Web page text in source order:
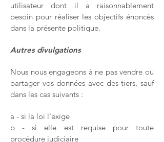
utilisateur dont il a raisonnablement
besoin pour réaliser les objectifs énoncés
dans la présente politique.
Autres divulgations
Nous nous engageons à ne pas vendre ou
partager vos données avec des tiers, sauf
dans les cas suivants :
a - si la loi l'exige
b - si elle est requise pour toute
procédure judiciaire